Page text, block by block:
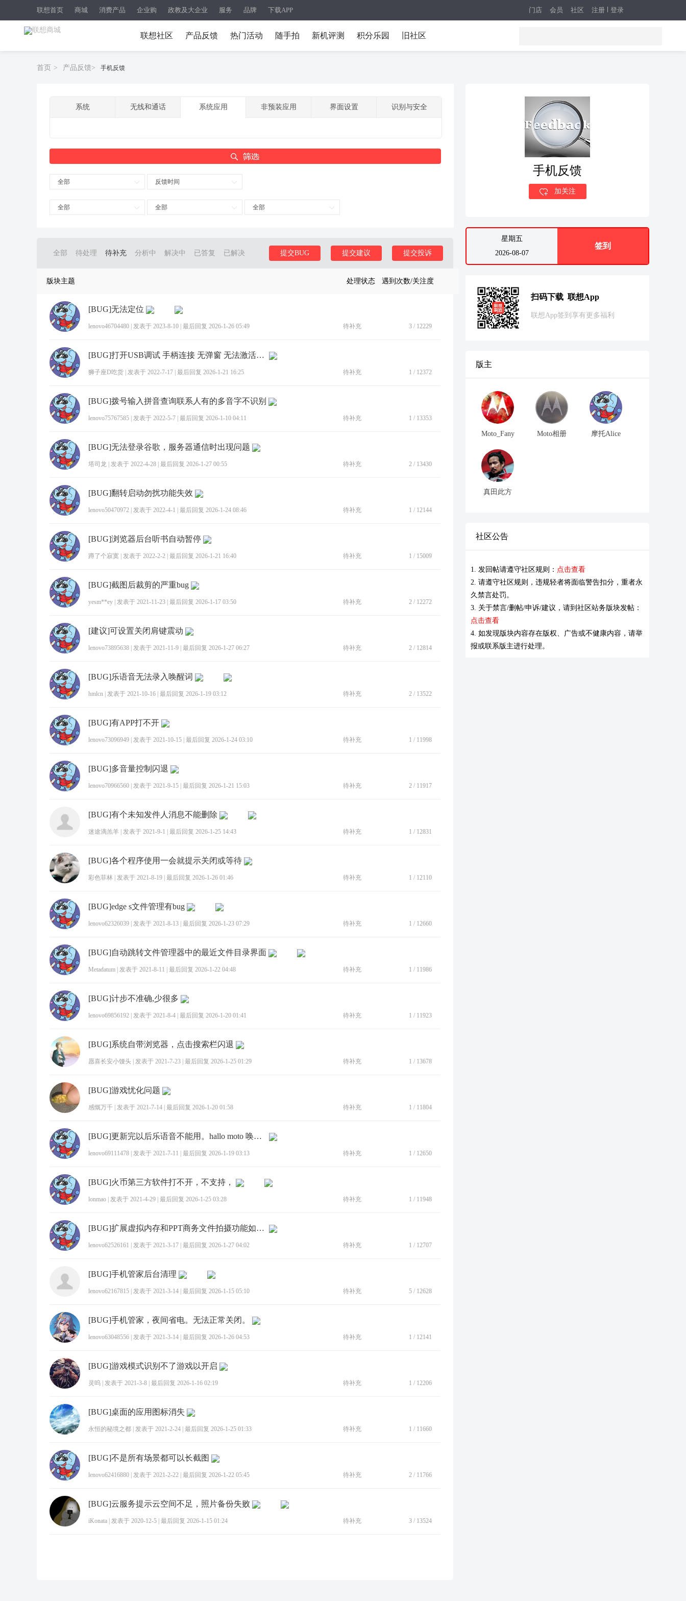
联想首页 商城 消费产品 企业购 政教及大企业 服务 品牌 下载APP 注册 登录
门店 会员 社区
联想社区 产品反馈 热门活动 随手拍 新机评测 积分乐园 旧社区
首页 > 产品反馈> 手机反馈
系统 无线和通话 系统应用 非预装应用 界面设置 识别与安全
全部 反馈时间
全部 全部 全部
全部 待处理 待补充 分析中 解决中 已答复 已解决 提交投诉
提交建议
提交BUG
版块主题 处理状态 遇到次数/关注度
[BUG]无法定位
lenovo46704480 发表于 2023-8-10 最后回复 2026-1-26 05:49 待补充 3 / 12229
[BUG]打开USB调试 手柄连接 无弹窗 无法激活手柄
狮子座D吃货 发表于 2022-7-17 最后回复 2026-1-21 16:25 待补充 1 / 12372
[BUG]拨号输入拼音查询联系人有的多音字不识别
lenovo75767585 发表于 2022-5-7 最后回复 2026-1-10 04:11 待补充 1 / 13353
[BUG]无法登录谷歌，服务器通信时出现问题
塔司龙 发表于 2022-4-28 最后回复 2026-1-27 00:55 待补充 2 / 13430
[BUG]翻转启动勿扰功能失效
lenovo50470972 发表于 2022-4-1 最后回复 2026-1-24 08:46 待补充 1 / 12144
[BUG]浏览器后台听书自动暂停
蹲了个寂寞 发表于 2022-2-2 最后回复 2026-1-21 16:40 待补充 1 / 15009
[BUG]截图后裁剪的严重bug
yesm**ey 发表于 2021-11-23 最后回复 2026-1-17 03:50 待补充 2 / 12272
[建议]可设置关闭肩键震动
lenovo73895638 发表于 2021-11-9 最后回复 2026-1-27 06:27 待补充 2 / 12814
[BUG]乐语音无法录入唤醒词
hmlcn 发表于 2021-10-16 最后回复 2026-1-19 03:12 待补充 2 / 13522
[BUG]有APP打不开
lenovo73096949 发表于 2021-10-15 最后回复 2026-1-24 03:10 待补充 1 / 11998
[BUG]多音量控制闪退
lenovo70966560 发表于 2021-9-15 最后回复 2026-1-21 15:03 待补充 2 / 11917
[BUG]有个未知发件人消息不能删除
迷途滴羔羊 发表于 2021-9-1 最后回复 2026-1-25 14:43 待补充 1 / 12831
[BUG]各个程序使用一会就提示关闭或等待
彩色菲林 发表于 2021-8-19 最后回复 2026-1-26 01:46 待补充 1 / 12110
[BUG]edge s文件管理有bug
lenovo62326039 发表于 2021-8-13 最后回复 2026-1-23 07:29 待补充 1 / 12660
[BUG]自动跳转文件管理器中的最近文件目录界面
Metadatum 发表于 2021-8-11 最后回复 2026-1-22 04:48 待补充 1 / 11986
[BUG]计步不准确,少很多
lenovo69856192 发表于 2021-8-4 最后回复 2026-1-20 01:41 待补充 1 / 11923
[BUG]系统自带浏览器，点击搜索栏闪退
愿喜长安小馒头 发表于 2021-7-23 最后回复 2026-1-25 01:29 待补充 1 / 13678
[BUG]游戏忧化问题
感慨万千 发表于 2021-7-14 最后回复 2026-1-20 01:58 待补充 1 / 11804
[BUG]更新完以后乐语音不能用。hallo moto 唤醒，而且重新录入的时候都是没显示没听清
lenovo69111478 发表于 2021-7-11 最后回复 2026-1-19 03:13 待补充 1 / 12650
[BUG]火币第三方软件打不开，不支持，
lonmao 发表于 2021-4-29 最后回复 2026-1-25 03:28 待补充 1 / 11948
[BUG]扩展虚拟内存和PPT商务文件拍摄功能如何实现
lenovo62526161 发表于 2021-3-17 最后回复 2026-1-27 04:02 待补充 1 / 12707
[BUG]手机管家后台清理
lenovo62167815 发表于 2021-3-14 最后回复 2026-1-15 05:10 待补充 5 / 12628
[BUG]手机管家，夜间省电。无法正常关闭。
lenovo63048556 发表于 2021-3-14 最后回复 2026-1-26 04:53 待补充 1 / 12141
[BUG]游戏模式识别不了游戏以开启
灵呜 发表于 2021-3-8 最后回复 2026-1-16 02:19 待补充 1 / 12206
[BUG]桌面的应用图标消失
永恒的秘境之都 发表于 2021-2-24 最后回复 2026-1-25 01:33 待补充 1 / 11660
[BUG]不是所有场景都可以长截图
lenovo62416880 发表于 2021-2-22 最后回复 2026-1-22 05:45 待补充 2 / 11766
[BUG]云服务提示云空间不足，照片备份失败
iKonata 发表于 2020-12-5 最后回复 2026-1-15 01:24 待补充 3 / 13524
手机反馈
加关注
星期五
2026-08-07
签到
扫码下载 联想App
联想App签到享有更多福利
版主
Moto_Fany Moto相册 摩托Alice
真田此方
社区公告
1. 发回帖请遵守社区规则： 点击查看
2. 请遵守社区规则，违规轻者将面临警告扣分，重者永
久禁言处罚。
3. 关于禁言/删帖/申诉/建议，请到社区站务版块发帖：
点击查看
4. 如发现版块内容存在版权、广告或不健康内容，请举
报或联系版主进行处理。